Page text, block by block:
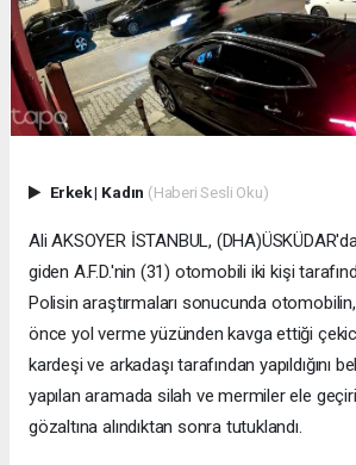
Erkek| Kadın (Haberi Sesli Oku)
Ali AKSOYER İSTANBUL,
giden A.F.D.'nin (31) otomobili iki kişi
Polisin araştırmaları sonucunda otomobilin,
önce yol verme yüzünden kavga ettiği
kardeşi ve arkadaşı tarafından yapıldığını
yapılan aramada silah ve mermiler ele
gözaltına alındıktan sonra tutuklandı.